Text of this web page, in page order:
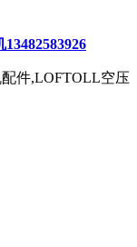
件,LOFTOLL空压